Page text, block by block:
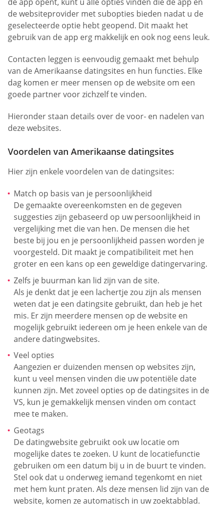
de websiteprovider met subopties bieden nadat u de
geselecteerde optie hebt geopend. Dit maakt het
gebruik van de app erg makkelijk en ook nog eens leuk.
Contacten leggen is eenvoudig gemaakt met behulp
van de Amerikaanse datingsites en hun functies. Elke
dag komen er meer mensen op de website om een
goede partner voor zichzelf te vinden.
Hieronder staan details over de voor- en nadelen van
deze websites.
Voordelen van Amerikaanse datingsites
Hier zijn enkele voordelen van de datingsites:
Match op basis van je persoonlijkheid
De gemaakte overeenkomsten en de gegeven
suggesties zijn gebaseerd op uw persoonlijkheid in
vergelijking met die van hen. De mensen die het
beste bij jou en je persoonlijkheid passen worden je
voorgesteld. Dit maakt je compatibiliteit met hen
groter en een kans op een geweldige datingervaring.
Zelfs je buurman kan lid zijn van de site.
Als je denkt dat je een lachertje zou zijn als mensen
weten dat je een datingsite gebruikt, dan heb je het
mis. Er zijn meerdere mensen op de website en
mogelijk gebruikt iedereen om je heen enkele van de
andere datingwebsites.
Veel opties
Aangezien er duizenden mensen op websites zijn,
kunt u veel mensen vinden die uw potentiële date
kunnen zijn. Met zoveel opties op de datingsites in de
VS, kun je gemakkelijk mensen vinden om contact
mee te maken.
Geotags
De datingwebsite gebruikt ook uw locatie om
mogelijke dates te zoeken. U kunt de locatiefunctie
gebruiken om een datum bij u in de buurt te vinden.
Stel ook dat u onderweg iemand tegenkomt en niet
met hem kunt praten. Als deze mensen lid zijn van de
website, komen ze automatisch in uw zoektabblad.